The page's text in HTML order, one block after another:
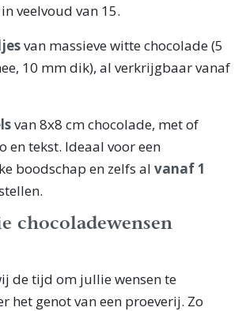
veelvoud van 15.
van massieve witte chocolade (5
10 mm dik), al verkrijgbaar vanaf
van 8x8 cm chocolade, met of
en tekst. Ideaal voor een
boodschap en zelfs al vanaf 1
chocoladewensen
de tijd om jullie wensen te
het genot van een proeverij. Zo